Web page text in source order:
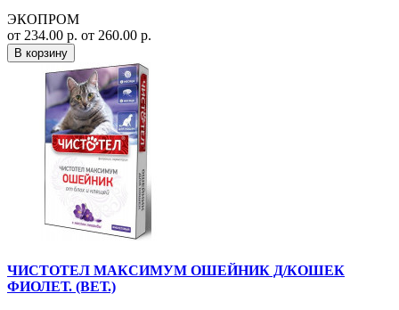
ЭКОПРОМ
от 234.00 р. от 260.00 р.
В корзину
ЧИСТОТЕЛ МАКСИМУМ ОШЕЙНИК Д/КОШЕК
ФИОЛЕТ. (ВЕТ.)